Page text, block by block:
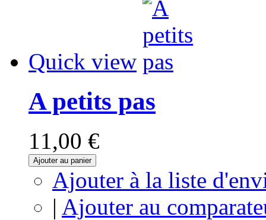
Quick view
A petits pas
11,00 €
Ajouter au panier
Ajouter à la liste
| Ajouter au